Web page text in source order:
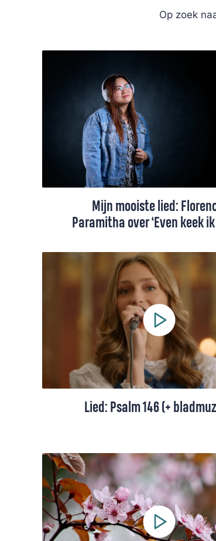
Op zoek
Mijn mooiste lied:
Paramitha over ‘Even keek
“We kijken meestal vooruit. Dit
mij om terug te kijken op mijn
tot nu toe. Het was een
moeilijke weg, maar ik liep niet
de Indonesische Florencia
bespreekt haar favoriete lied,
terug'.
Lied: Psalm 146 (+
loflied voor God, die bevrijdt,
omziet naar wie kwetsbaar